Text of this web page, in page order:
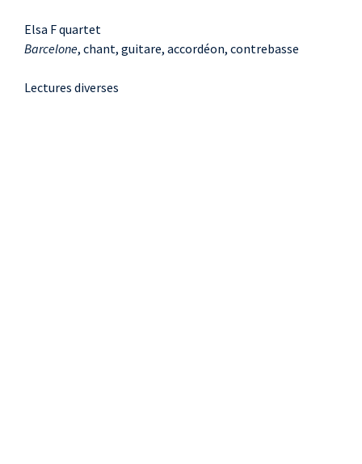
Elsa F quartet
Barcelone, chant, guitare, accordéon, contrebasse
Lectures diverses